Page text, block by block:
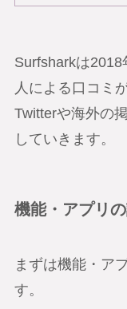
Surfsharkは
人による口コミ
Twitterや海外の
していきます。
機能・アプリ
まずは機能・ア
す。